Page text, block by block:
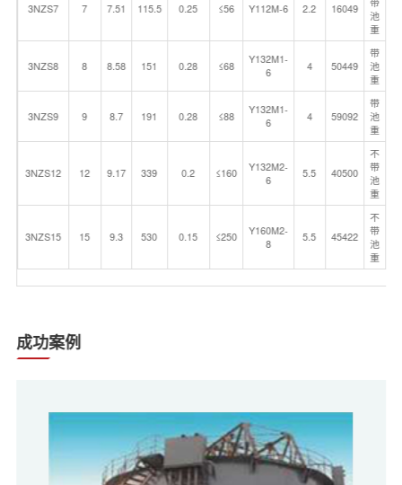
3NZS7 7 7.51 115.5 0.25 ≤56 Y112M-6 2.2 16049
池
重
3NZS8 8 8.58 151 0.28 ≤68
Y132M1-
6
4 50449
带
池
重
3NZS9 9 8.7 191 0.28 ≤88
Y132M1-
6
4 59092
带
池
重
3NZS12 12 9.17 339 0.2 ≤160
Y132M2-
6
5.5 40500
不
带
池
重
3NZS15 15 9.3 530 0.15 ≤250
Y160M2-
8
5.5 45422
不
带
池
重
成功案例